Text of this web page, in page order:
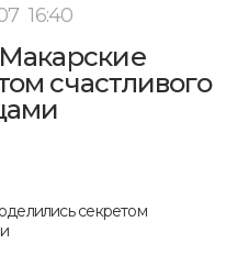
16:40
счастливого